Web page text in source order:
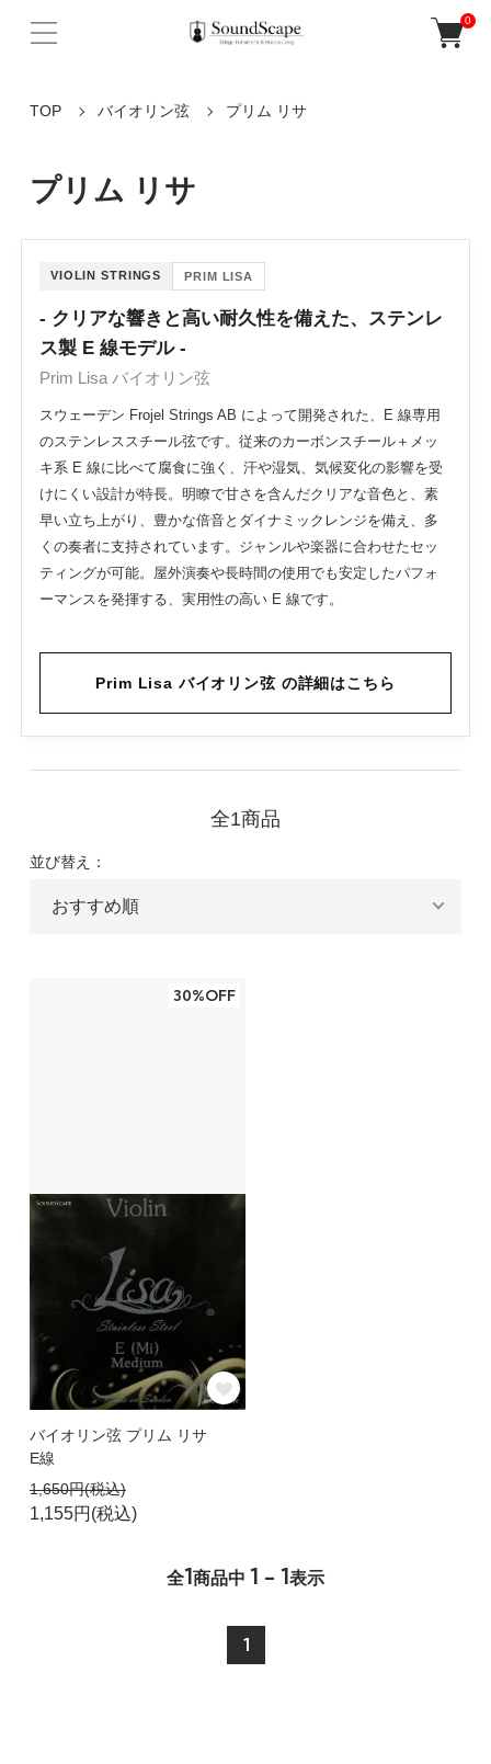
0
TOP バイオリン弦 プリム リサ
プリム リサ
VIOLIN STRINGS PRIM LISA
- クリアな響きと高い耐久性を備えた、ステンレ
ス製 E 線モデル -
Prim Lisa バイオリン弦
スウェーデン Frojel Strings AB によって開発された、E 線専用
のステンレススチール弦です。従来のカーボンスチール＋メッ
キ系 E 線に比べて腐食に強く、汗や湿気、気候変化の影響を受
けにくい設計が特長。明瞭で甘さを含んだクリアな音色と、素
早い立ち上がり、豊かな倍音とダイナミックレンジを備え、多
くの奏者に支持されています。ジャンルや楽器に合わせたセッ
ティングが可能。屋外演奏や長時間の使用でも安定したパフォ
ーマンスを発揮する、実用性の高い E 線です。
Prim Lisa バイオリン弦 の詳細はこちら
全1商品
並び替え：
30%OFF
バイオリン弦 プリム リサ
E線
1,650円(税込)
1,155円(税込)
全1商品中 1 - 1表示
1